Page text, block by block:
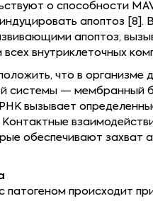
о способности
апоптоз
апоптоз,
внутриклеточных
что в организме
системы — мембранный
вызывает
обеспечивают захват
происходит